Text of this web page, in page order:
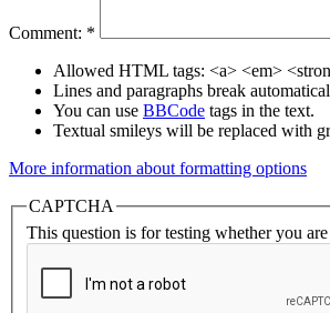
Comment: *
Allowed HTML tags: <a> <em>
Lines and paragraphs break
You can use BBCode tags in the text.
Textual smileys will be replaced with
More information about formatting options
CAPTCHA
This question is for testing whether you